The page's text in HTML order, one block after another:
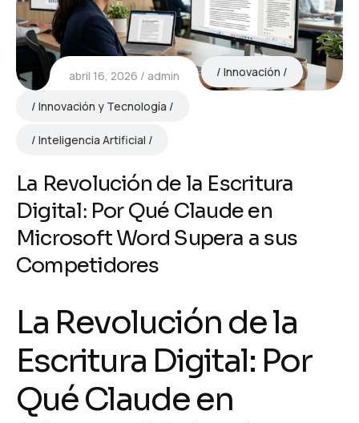
abril 16, 2026 admin Innovación
Innovación y Tecnología
Inteligencia Artificial
La Revolución de la Escritura
Digital: Por Qué Claude en
Microsoft Word Supera a sus
Competidores
La Revolución de la
Escritura Digital: Por
Qué Claude en